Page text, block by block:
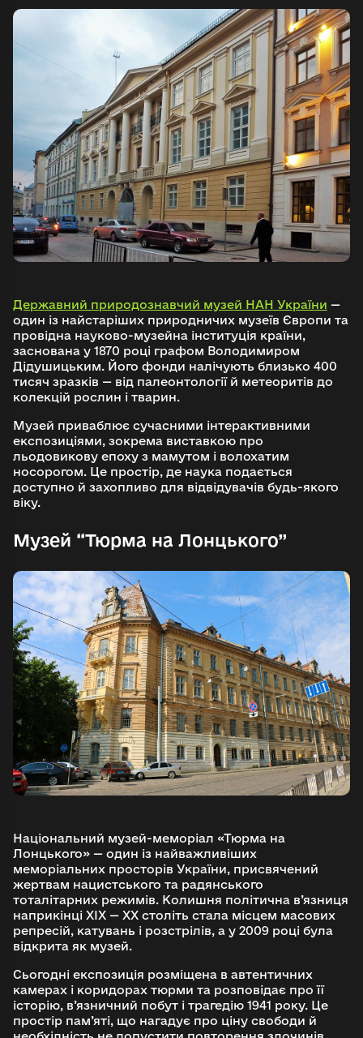
Знайти
Увійти в emuseum.ua
Продовжити з Google
Продовжити з Facebook
Продовжити з email
Державний природознавчий музей НАН України —
один із найстаріших природничих музеїв Європи та
провідна науково-музейна інституція країни,
заснована у 1870 році графом Володимиром
Дідушицьким. Його фонди налічують близько 400
тисяч зразків — від палеонтології й метеоритів до
колекцій рослин і тварин.
Музей приваблює сучасними інтерактивними
експозиціями, зокрема виставкою про
льодовикову епоху з мамутом і волохатим
носорогом. Це простір, де наука подається
доступно й захопливо для відвідувачів будь-якого
віку.
Музей “Тюрма на Лонцького”
Національний музей-меморіал «Тюрма на
Лонцького» — один із найважливіших
меморіальних просторів України, присвячений
жертвам нацистського та радянського
тоталітарних режимів. Колишня політична в’язниця
наприкінці ХІХ — ХХ століть стала місцем масових
репресій, катувань і розстрілів, а у 2009 році була
відкрита як музей.
Сьогодні експозиція розміщена в автентичних
камерах і коридорах тюрми та розповідає про її
історію, в’язничний побут і трагедію 1941 року. Це
простір пам’яті, що нагадує про ціну свободи й